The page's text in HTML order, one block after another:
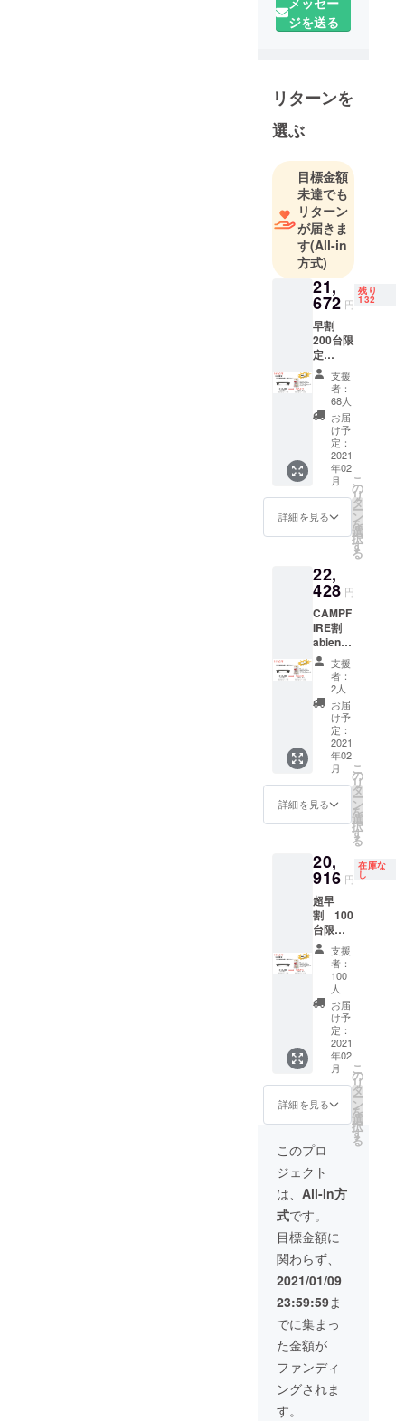
えることで
てのプロダ
クト「abien
MAGIC
GRILL」は、
私達が開発
した薄さ
1mmのサー
キットヒー
ター技術が
可能にし
た、今まで
見たことも
ないホット
プレートで
す。
はじめから
レートを作
ろうとして
いたわけで
はありませ
ん。
はサーキッ
トヒーター
というテク
ノロジーで
あり、私達
をわくわく
させてくれ
る可能性で
この圧倒的
な形をつく
ターを使っ
て、どんな
製品を、ど
んな驚き
を、どんな
楽しさを作
り出せるの
だろうか。
わずか1mm
シートは、
いくつもの
アイデアを
くれる可能
いるので
す。
心を動かす
ような、楽
しさを。
私達が夢中
で作ったプ
ロダクト
を、あなた
も一緒に楽
しんでくれ
たなら。
ジを送る
リターンを
選ぶ
目標金額
未達でも
リターン
が届きま
す(All-in
方式)
21,
672 円
残り
132
早割
200台限
定
abien
MAGIC
GRILL 1
台とお
好み焼
き4種8
枚セッ
ト。 早
期購入
200台限
定。希
望小売
価格か
オフで
21,672
円。 デ
ザイン
等の仕
様は予
告なく
変更に
なる事
があり
ます。
お好み
焼き内
容量
お好み
焼（豚
玉）236
（イカ
玉）236
ｇ×2枚
お好
み焼
（もち
チー
ズ）236
ｇ×2枚
ねぎ
焼（201
ｇ）×2
枚 千
房ソー
ス25ｇ
×6袋、
れ10ｇ
×2袋
トソー
ス10
ｇ、か
つお節1
おさの
り0.2ｇ
×各8袋
お好み
焼きの
発送は
千房よ
り冷凍
宅配便
での直
送とな
りま
す。
支援
者：
68人
お届
け予
定：
2021
年02
月
詳細を見る
こ
の
リ
タ
ー
ン
を
選
択
す
る
22,
428 円
CAMPF
IRE割
abien
MAGIC
GRILL 1
台とお
好み焼
き4種8
枚セッ
ト。 超
早期購
入100台
限定。
希望小
売価格
から
フで
22,428
円。 デ
ザイン
等の仕
様は予
告なく
変更に
なる事
があり
ます。
お好み
焼き内
容量
お好み
焼（豚
玉）236
ｇ×2枚
（イカ
ｇ×2枚
お好
（もち
チー
ズ）236
ｇ×2枚
ねぎ
ｇ）×2
枚 千
房ソー
ス25ｇ
×6袋、
醤油た
れ10ｇ
支援
者：
2人
お届
け予
定：
2021
年02
月
詳細を見る
こ
の
リ
タ
ー
ン
を
選
択
す
る
20,
916 円
在庫な
し
超早
割 100
台限定
abien
MAGIC
GRILL 1
台とお
好み焼
き4種8
枚セッ
ト。 超
早期購
入100台
限定。
希望小
17％オ
フで
20,916
円。 デ
ザイン
等の仕
様は予
告なく
変更に
なる事
があり
ます。
お好み
焼き内
容量
お好み
焼（豚
玉）236
支援
者：
100
人
お届
け予
定：
2021
年02
月
詳細を見る
こ
の
リ
タ
ー
ン
を
選
択
す
る
このプロ
ジェクト
は、 All-In方
式です。
目標金額に
関わらず、
2021/01/09
23:59:59ま
でに集まっ
た金額が
ファンディ
ングされま
す。